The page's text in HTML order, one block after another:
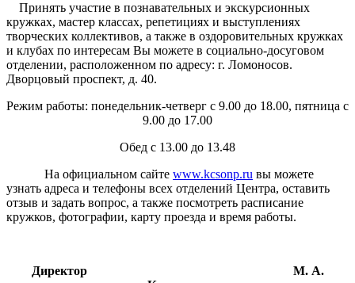
Принять участие в познавательных и экскурсионных
кружках, мастер классах, репетициях и выступлениях
творческих коллективов, а также в оздоровительных кружках
и клубах по интересам Вы можете в социально-досуговом
отделении, расположенном по адресу: г. Ломоносов.
Дворцовый проспект, д. 40.
Режим работы: понедельник-четверг с 9.00 до 18.00, пятница с
9.00 до 17.00
Обед с 13.00 до 13.48
На официальном сайте www.kcsonp.ru вы можете
узнать адреса и телефоны всех отделений Центра, оставить
отзыв и задать вопрос, а также посмотреть расписание
кружков, фотографии, карту проезда и время работы.
Директор М. А.